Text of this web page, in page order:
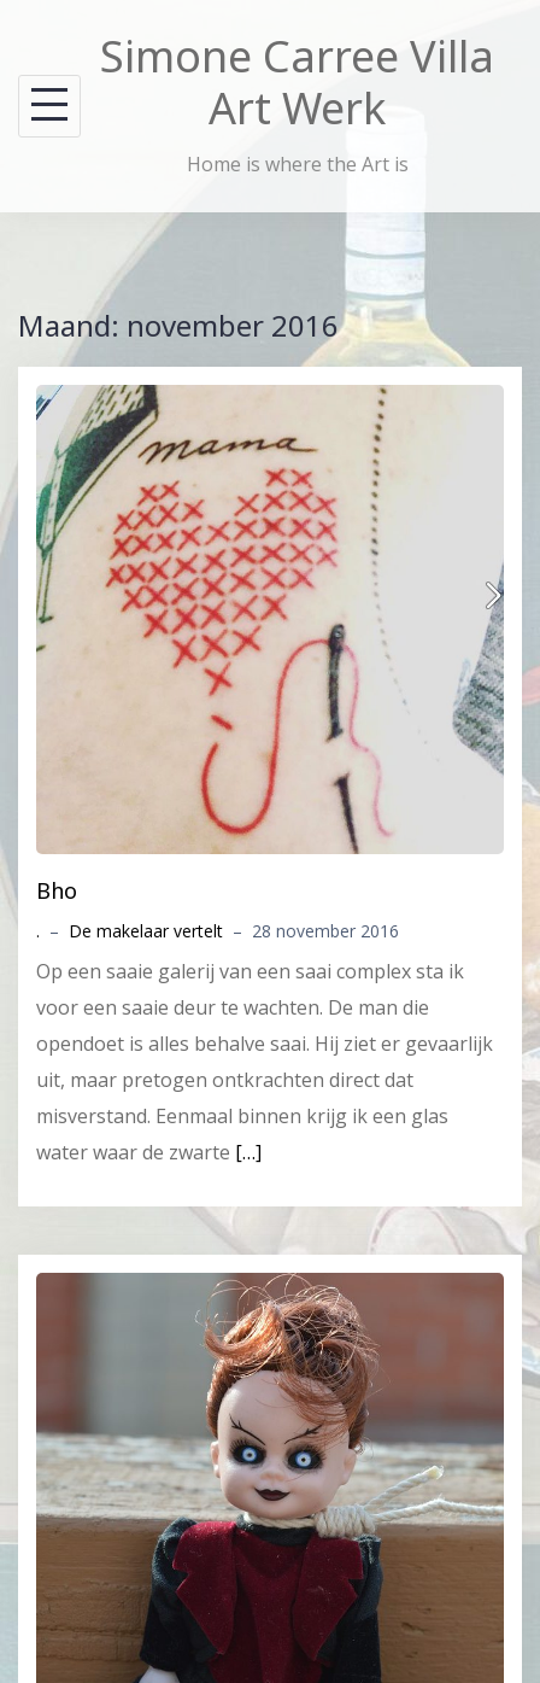
content
Simone Carree Villa
Art Werk
Home is where the Art is
Maand: november 2016
Bho
. – De makelaar vertelt – 28 november 2016
Op een saaie galerij van een saai complex sta ik
voor een saaie deur te wachten. De man die
opendoet is alles behalve saai. Hij ziet er gevaarlijk
uit, maar pretogen ontkrachten direct dat
misverstand. Eenmaal binnen krijg ik een glas
water waar de zwarte […]